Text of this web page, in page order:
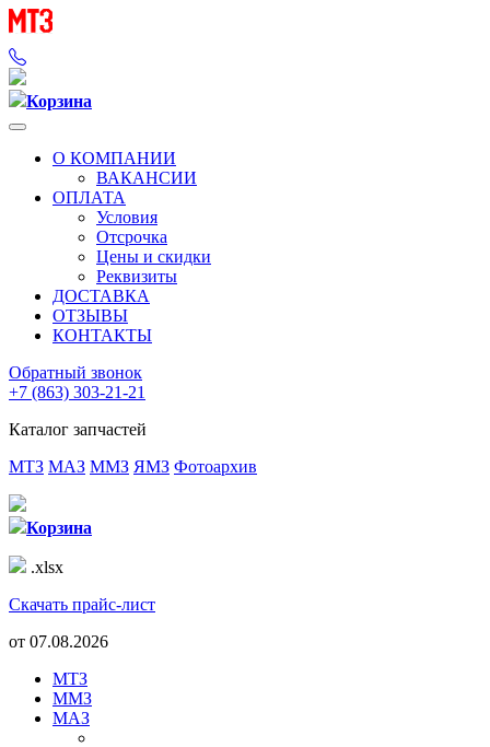
Корзина
О КОМПАНИИ
ВАКАНСИИ
ОПЛАТА
Условия
Отсрочка
Цены и скидки
Реквизиты
ДОСТАВКА
ОТЗЫВЫ
КОНТАКТЫ
Обратный звонок
+7 (863) 303-21-21
Каталог запчастей
МТЗ МАЗ ММЗ ЯМЗ Фотоархив
Корзина
.xlsx
Скачать прайс-лист
от 07.08.2026
МТЗ
ММЗ
МАЗ